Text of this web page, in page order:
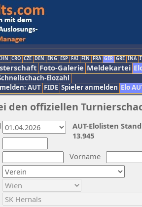
CRO CZE DEN ENG ESP FAI FIN FRA GER GRE INA
Foto-Galerie Meldekartei
Elozahl
AUT FIDE Spieler anmelden Elo
den offiziellen
Vorname
AUT-Elolisten
13.945